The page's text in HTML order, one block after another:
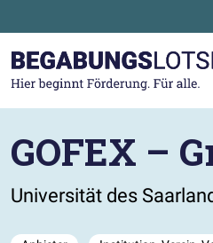
Zur Startseite gehen
GOFEX –
Universität des